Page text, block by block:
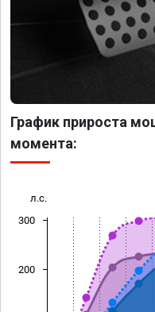
График прироста
момента:
л.с.
200
300